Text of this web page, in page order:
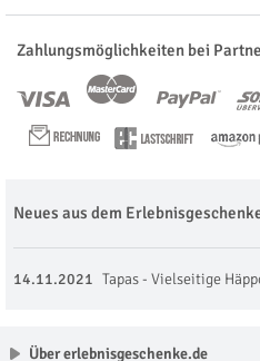
Zahlungsmöglichkeiten bei
Neues aus dem
14.11.2021 Tapas - Vielseitige
Über erlebnisgeschenke.de